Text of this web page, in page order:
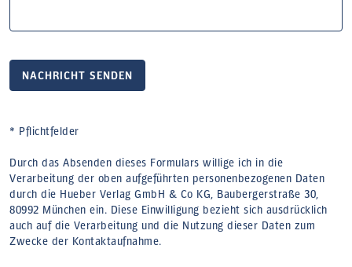
NACHRICHT SENDEN
* Pflichtfelder
Durch das Absenden dieses Formulars willige ich in die
Verarbeitung der oben aufgeführten personenbezogenen Daten
durch die Hueber Verlag GmbH & Co KG, Baubergerstraße 30,
80992 München ein. Diese Einwilligung bezieht sich ausdrücklich
auch auf die Verarbeitung und die Nutzung dieser Daten zum
Zwecke der Kontaktaufnahme.